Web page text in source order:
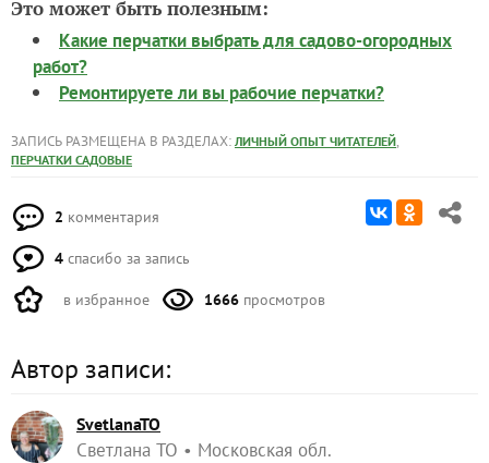
Это может быть полезным:
Какие перчатки выбрать для садово-огородных
работ?
Ремонтируете ли вы рабочие перчатки?
ЗАПИСЬ РАЗМЕЩЕНА В РАЗДЕЛАХ: ЛИЧНЫЙ ОПЫТ ЧИТАТЕЛЕЙ,
ПЕРЧАТКИ САДОВЫЕ
2 комментария
4 спасибо за запись
в избранное 1666 просмотров
Автор записи:
SvetlanaTO
Светлана ТО
Московская обл.